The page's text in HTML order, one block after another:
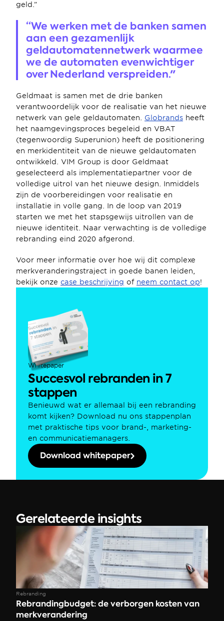
geld.”
“We werken met de banken samen
aan een gezamenlijk
geldautomatennetwerk waarmee
we de automaten evenwichtiger
over Nederland verspreiden."
Geldmaat is samen met de drie banken
verantwoordelijk voor de realisatie van het nieuwe
netwerk van gele geldautomaten. Globrands heeft
het naamgevingsproces begeleid en VBAT
(tegenwoordig Superunion) heeft de positionering
en merkidentiteit van de nieuwe geldautomaten
ontwikkeld. VIM Group is door Geldmaat
geselecteerd als implementatiepartner voor de
volledige uitrol van het nieuwe design. Inmiddels
zijn de voorbereidingen voor realisatie en
installatie in volle gang. In de loop van 2019
starten we met het stapsgewijs uitrollen van de
nieuwe identiteit. Naar verwachting is de volledige
rebranding eind 2020 afgerond.
Voor meer informatie over hoe wij dit complexe
merkveranderingstraject in goede banen leiden,
bekijk onze case beschrijving of neem contact op!
Whitepaper
Succesvol rebranden in 7
stappen
Benieuwd wat er allemaal bij een rebranding
komt kijken? Download nu ons stappenplan
met praktische tips voor brand-, marketing-
en communicatiemanagers.
Download whitepaper
Gerelateerde insights
Rebranding
Rebrandingbudget: de verborgen kosten van
merkverandering